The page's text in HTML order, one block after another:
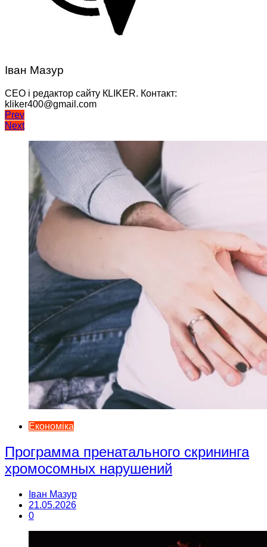
Іван Мазур
CEO і редактор сайту КLIKER. Контакт:
kliker400@gmail.com
Навігація
записів
Prev
Next
Економіка
Программа пренатального скрининга
хромосомных нарушений
Іван Мазур
21.05.2026
0